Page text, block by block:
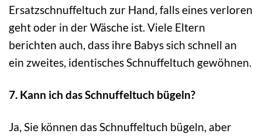
Ersatzschnuffeltuch zur Hand, falls eines verloren
geht oder in der Wäsche ist. Viele Eltern
berichten auch, dass ihre Babys sich schnell an
ein zweites, identisches Schnuffeltuch gewöhnen.
7. Kann ich das Schnuffeltuch bügeln?
Ja, Sie können das Schnuffeltuch bügeln, aber